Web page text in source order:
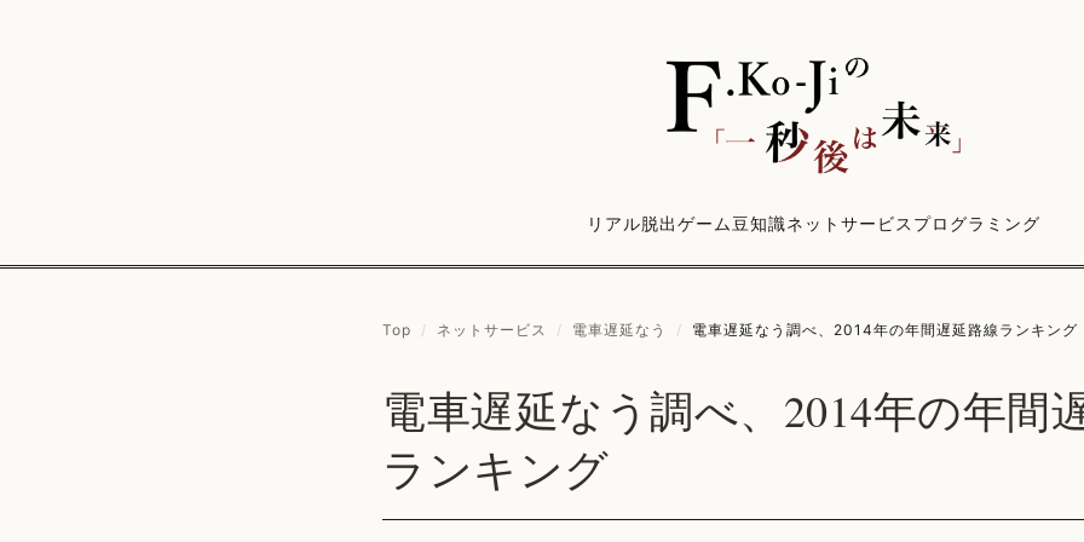
リアル脱出ゲーム豆知識ネットサービス プログラミング
Top / ネットサービス / 電車遅延なう / 電車遅延なう調べ、2014年の年間遅延路線ランキング
電車遅延なう調べ、2014年の年間
ランキング